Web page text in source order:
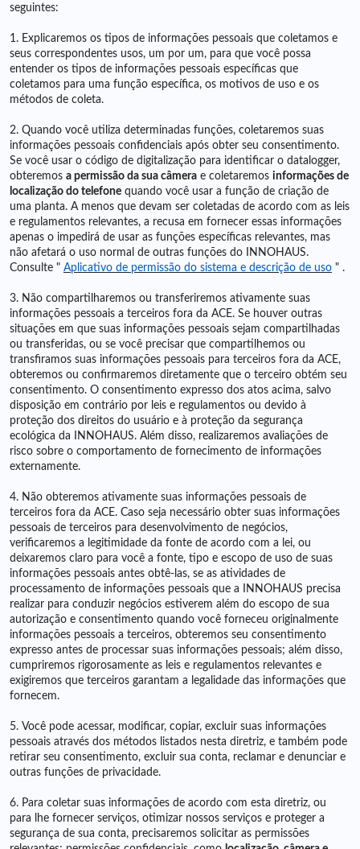
seguintes:
1. Explicaremos os tipos de informações pessoais que coletamos e
seus correspondentes usos, um por um, para que você possa
entender os tipos de informações pessoais específicas que
coletamos para uma função específica, os motivos de uso e os
métodos de coleta.
2. Quando você utiliza determinadas funções, coletaremos suas
informações pessoais confidenciais após obter seu consentimento.
Se você usar o código de digitalização para identificar o datalogger,
obteremos a permissão da sua câmera e coletaremos informações de
localização do telefone quando você usar a função de criação de
uma planta. A menos que devam ser coletadas de acordo com as leis
e regulamentos relevantes, a recusa em fornecer essas informações
apenas o impedirá de usar as funções específicas relevantes, mas
não afetará o uso normal de outras funções do INNOHAUS.
Consulte " Aplicativo de permissão do sistema e descrição de uso " .
3. Não compartilharemos ou transferiremos ativamente suas
informações pessoais a terceiros fora da ACE. Se houver outras
situações em que suas informações pessoais sejam compartilhadas
ou transferidas, ou se você precisar que compartilhemos ou
transfiramos suas informações pessoais para terceiros fora da ACE,
obteremos ou confirmaremos diretamente que o terceiro obtém seu
consentimento. O consentimento expresso dos atos acima, salvo
disposição em contrário por leis e regulamentos ou devido à
proteção dos direitos do usuário e à proteção da segurança
ecológica da INNOHAUS. Além disso, realizaremos avaliações de
risco sobre o comportamento de fornecimento de informações
externamente.
4. Não obteremos ativamente suas informações pessoais de
terceiros fora da ACE. Caso seja necessário obter suas informações
pessoais de terceiros para desenvolvimento de negócios,
verificaremos a legitimidade da fonte de acordo com a lei, ou
deixaremos claro para você a fonte, tipo e escopo de uso de suas
informações pessoais antes obtê-las, se as atividades de
processamento de informações pessoais que a INNOHAUS precisa
realizar para conduzir negócios estiverem além do escopo de sua
autorização e consentimento quando você forneceu originalmente
informações pessoais a terceiros, obteremos seu consentimento
expresso antes de processar suas informações pessoais; além disso,
cumpriremos rigorosamente as leis e regulamentos relevantes e
exigiremos que terceiros garantam a legalidade das informações que
fornecem.
5. Você pode acessar, modificar, copiar, excluir suas informações
pessoais através dos métodos listados nesta diretriz, e também pode
retirar seu consentimento, excluir sua conta, reclamar e denunciar e
outras funções de privacidade.
6. Para coletar suas informações de acordo com esta diretriz, ou
para lhe fornecer serviços, otimizar nossos serviços e proteger a
segurança de sua conta, precisaremos solicitar as permissões